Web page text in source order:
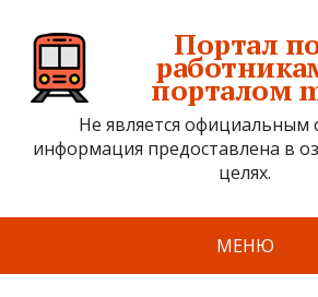
Портал
порталом
Не является официальным
информация предоставлена в
целях.
МЕНЮ